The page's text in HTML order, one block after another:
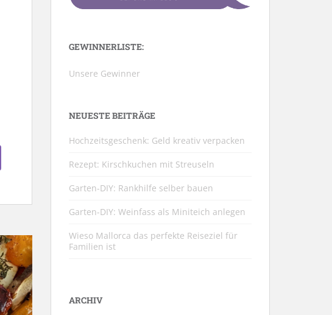
GEWINNERLISTE:
Unsere Gewinner
NEUESTE BEITRÄGE
Hochzeitsgeschenk: Geld kreativ verpacken
Rezept: Kirschkuchen mit Streuseln
Garten-DIY: Rankhilfe selber bauen
Garten-DIY: Weinfass als Miniteich anlegen
Wieso Mallorca das perfekte Reiseziel für
Familien ist
ARCHIV